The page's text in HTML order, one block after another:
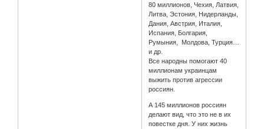
80 миллионов, Чехия, Латвия,
Литва, Эстония, Нидерланды,
Дания, Австрия, Италия,
Испания, Болгария,
Румыния, Молдова, Турция…
и др.
Все народны помогают 40
миллионам украинцам
выжить против агрессии
россиян.
А 145 миллионов россиян
делают вид, что это не в их
повестке дня. У них жизнь